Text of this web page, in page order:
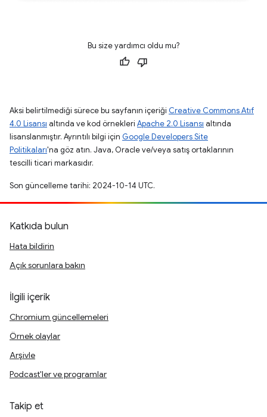
Bu size yardımcı oldu mu?
Aksi belirtilmediği sürece bu sayfanın içeriği Creative Commons Atıf
4.0 Lisansı altında ve kod örnekleri Apache 2.0 Lisansı altında
lisanslanmıştır. Ayrıntılı bilgi için Google Developers Site
Politikaları'na göz atın. Java, Oracle ve/veya satış ortaklarının
tescilli ticari markasıdır.
Son güncelleme tarihi: 2024-10-14 UTC.
Katkıda bulun
Hata bildirin
Açık sorunlara bakın
İlgili içerik
Chromium güncellemeleri
Örnek olaylar
Arşivle
Podcast'ler ve programlar
Takip et